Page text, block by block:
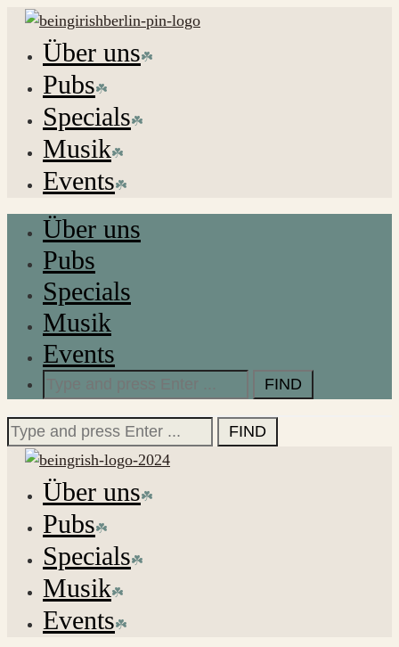
Über uns
Pubs
Specials
Musik
Events
Über uns
Pubs
Specials
Musik
Events
for:
Search
for:
Über uns
Pubs
Specials
Musik
Events